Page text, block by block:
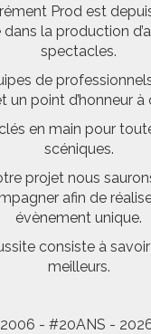
Prod est
dans la production
spectacles.
de
un point d’honneur à
en main pour
scéniques.
projet nous
afin de
évènement unique.
consiste à
meilleurs.
2006 - #20ANS -